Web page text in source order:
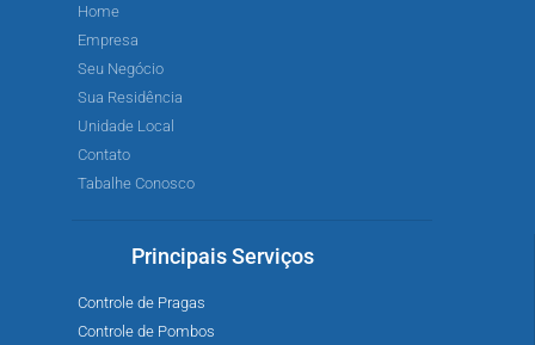
Home
Empresa
Seu Negócio
Sua Residência
Unidade Local
Contato
Tabalhe Conosco
Principais Serviços
Controle de Pragas
Controle de Pombos